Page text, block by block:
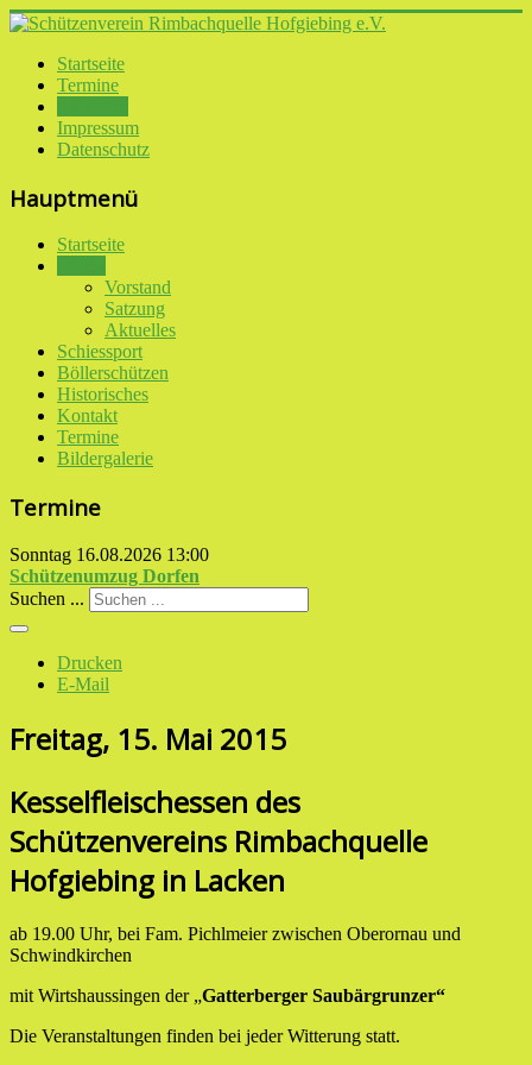
Startseite
Termine
Impressum
Datenschutz
Hauptmenü
Startseite
Vorstand
Satzung
Aktuelles
Schiessport
Böllerschützen
Historisches
Kontakt
Termine
Bildergalerie
Termine
Sonntag 16.08.2026 13:00
Schützenumzug Dorfen
Suchen ...
Drucken
E-Mail
Freitag, 15. Mai 2015
Kesselfleischessen des
Schützenvereins Rimbachquelle
Hofgiebing in Lacken
ab 19.00 Uhr, bei Fam. Pichlmeier zwischen Oberornau und
Schwindkirchen
mit Wirtshaussingen der „Gatterberger Saubärgrunzer“
Die Veranstaltungen finden bei jeder Witterung statt.